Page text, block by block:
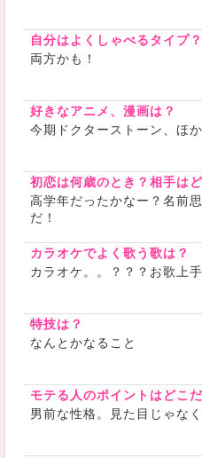
自分はよくしゃべるタイプ
両方かも！
好きなアニメ、漫画は？
今期ドクターストーン、ほ
初恋は何歳のとき？相手は
高学年だったかなー？名前
だ！
カラオケでよく歌う歌は？
カラオケ。。？？？お歌上
特技は？
なんとかなること
モテる人のポイントはどこ
男前な性格。見た目じゃな